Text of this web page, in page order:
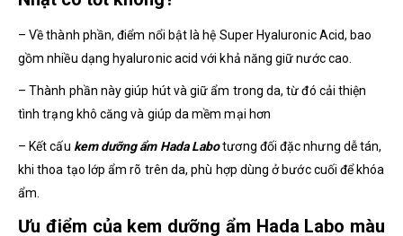
– Về thành phần, điểm nổi bật là hệ Super Hyaluronic Acid, bao
gồm nhiều dạng hyaluronic acid với khả năng giữ nước cao.
– Thành phần này giúp hút và giữ ẩm trong da, từ đó cải thiện
tình trạng khô căng và giúp da mềm mại hơn
– Kết cấu kem dưỡng ẩm Hada Labotương đối đặc nhưng dễ tán,
khi thoa tạo lớp ẩm rõ trên da, phù hợp dùng ở bước cuối để khóa
ẩm.
Ưu điểm của kem dưỡng ẩm Hada Labo màu